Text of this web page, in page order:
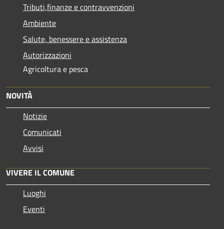
Tributi,finanze e contravvenzioni
Ambiente
Salute, benessere e assistenza
Autorizzazioni
Agricoltura e pesca
NOVITÀ
Notizie
Comunicati
Avvisi
VIVERE IL COMUNE
Luoghi
Eventi